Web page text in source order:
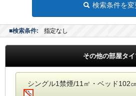
検索条件を変
■検索条件: 指定なし
その他の部屋タイ
シングル1禁煙/11㎡・ベッド102